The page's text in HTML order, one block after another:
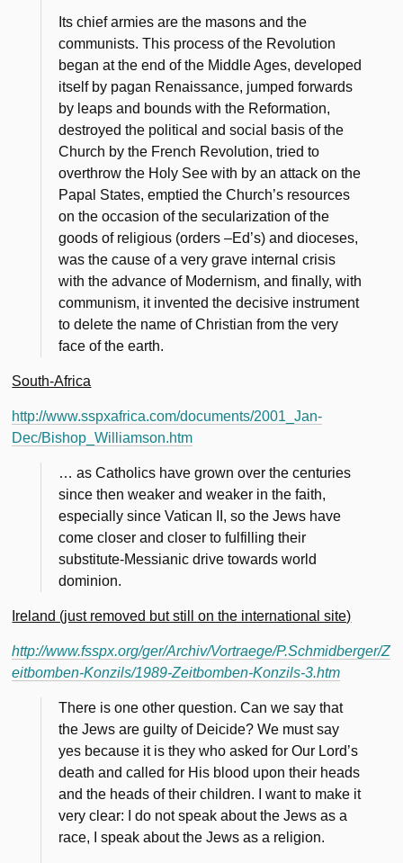
Its chief armies are the masons and the
communists. This process of the Revolution
began at the end of the Middle Ages, developed
itself by pagan Renaissance, jumped forwards
by leaps and bounds with the Reformation,
destroyed the political and social basis of the
Church by the French Revolution, tried to
overthrow the Holy See with by an attack on the
Papal States, emptied the Church’s resources
on the occasion of the secularization of the
goods of religious (orders –Ed’s) and dioceses,
was the cause of a very grave internal crisis
with the advance of Modernism, and finally, with
communism, it invented the decisive instrument
to delete the name of Christian from the very
face of the earth.
South-Africa
http://www.sspxafrica.com/documents/2001_Jan-
Dec/Bishop_Williamson.htm
… as Catholics have grown over the centuries
since then weaker and weaker in the faith,
especially since Vatican II, so the Jews have
come closer and closer to fulfilling their
substitute-Messianic drive towards world
dominion.
Ireland (just removed but still on the international site)
http://www.fsspx.org/ger/Archiv/Vortraege/P.Schmidberger/Z
eitbomben-Konzils/1989-Zeitbomben-Konzils-3.htm
There is one other question. Can we say that
the Jews are guilty of Deicide? We must say
yes because it is they who asked for Our Lord’s
death and called for His blood upon their heads
and the heads of their children. I want to make it
very clear: I do not speak about the Jews as a
race, I speak about the Jews as a religion.